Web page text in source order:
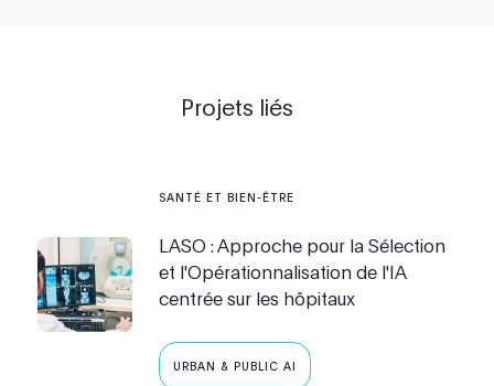
Projets liés
SANTÉ ET BIEN-ÊTRE
LASO : Approche pour la Sélection
et l'Opérationnalisation de l'IA
centrée sur les hôpitaux
URBAN & PUBLIC AI